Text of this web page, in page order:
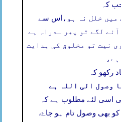
کہ
اس سے میں خلل نہ ہو،
لگے تو پھر سدراہ ہے
نیت تو مخلوق کی ہدایت
ہے،
رکھو کہ
وصول الی اللہ ہے
اسی لئے مطلوب ہے کہ
بھی وصول تام ہو جاۓ،